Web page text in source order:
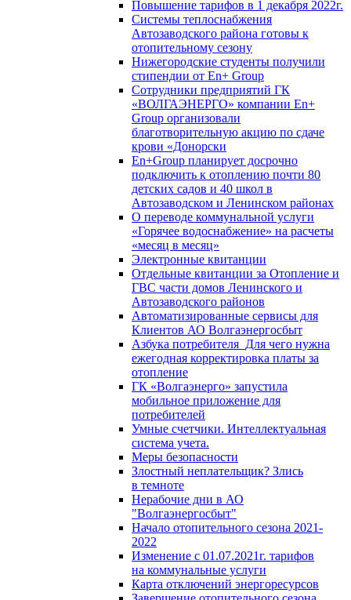
Повышение тарифов в 1 декабря 2022г.
Системы теплоснабжения
Автозаводского района готовы к
отопительному сезону
Нижегородские студенты получили
стипендии от En+ Group
Сотрудники предприятий ГК
«ВОЛГАЭНЕРГО» компании En+
Group организовали
благотворительную акцию по сдаче
крови «Донорски
En+Group планирует досрочно
подключить к отоплению почти 80
детских садов и 40 школ в
Автозаводском и Ленинском районах
О переводе коммунальной услуги
«Горячее водоснабжение» на расчеты
«месяц в месяц»
Электронные квитанции
Отдельные квитанции за Отопление и
ГВС части домов Ленинского и
Автозаводского районов
Автоматизированные сервисы для
Клиентов АО Волгаэнергосбыт
Азбука потребителя_Для чего нужна
ежегодная корректировка платы за
отопление
ГК «Волгаэнерго» запустила
мобильное приложение для
потребителей
Умные счетчики. Интеллектуальная
система учета.
Меры безопасности
Злостный неплательщик? Злись
в темноте
Нерабочие дни в АО
"Волгаэнергосбыт"
Начало отопительного сезона 2021-
2022
Изменение с 01.07.2021г. тарифов
на коммунальные услуги
Карта отключений энергоресурсов